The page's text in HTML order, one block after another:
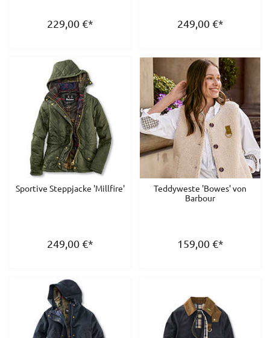
229,00€* 249,00€*
Sportive Steppjacke 'Millfire'
249,00€*
Teddyweste 'Bowes' von
Barbour
159,00€*